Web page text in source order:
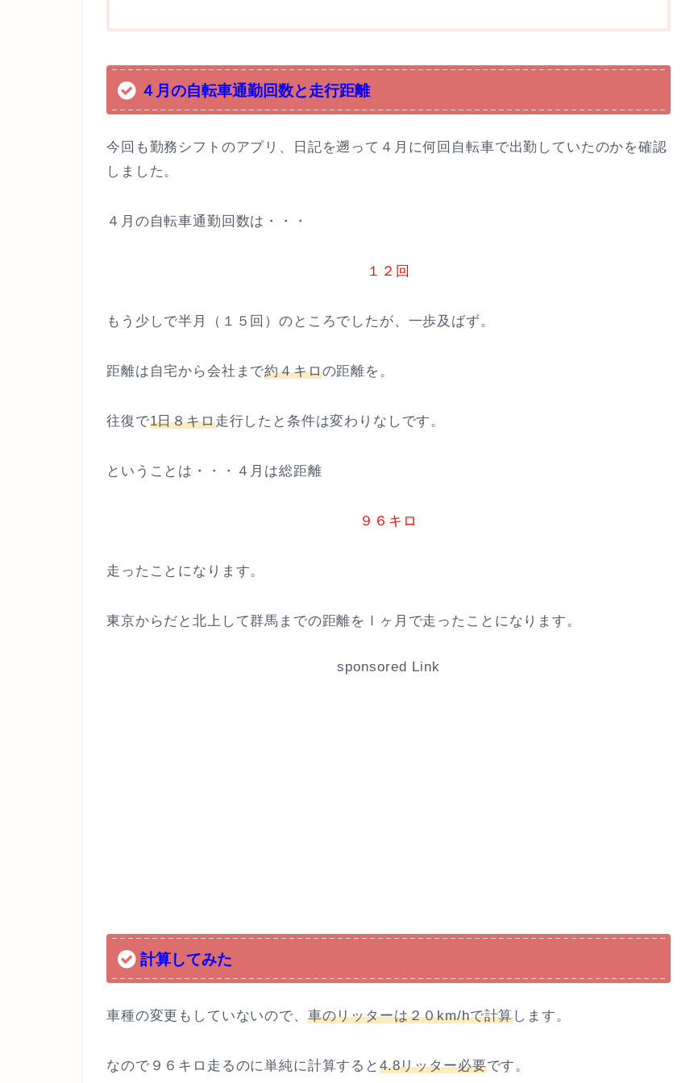
４月の自転車通勤回数と走行距離
今回も勤務シフトのアプリ、日記を遡って４月に何回自転車で出勤していたのかを確認
しました。
４月の自転車通勤回数は・・・
１２回
もう少しで半月（１５回）のところでしたが、一歩及ばず。
距離は自宅から会社まで約４キロの距離を。
往復で1日８キロ走行したと条件は変わりなしです。
ということは・・・４月は総距離
９６キロ
走ったことになります。
東京からだと北上して群馬までの距離をⅠヶ月で走ったことになります。
sponsored Link
計算してみた
車種の変更もしていないので、 車のリッターは２０km/hで計算します。
なので９６キロ走るのに単純に計算すると 4.8リッター必要です。